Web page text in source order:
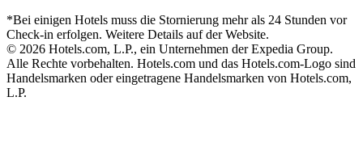
*Bei einigen Hotels muss die Stornierung mehr als 24 Stunden vor
Check-in erfolgen. Weitere Details auf der Website.
© 2026 Hotels.com, L.P., ein Unternehmen der Expedia Group.
Alle Rechte vorbehalten. Hotels.com und das Hotels.com-Logo sind
Handelsmarken oder eingetragene Handelsmarken von Hotels.com,
L.P.